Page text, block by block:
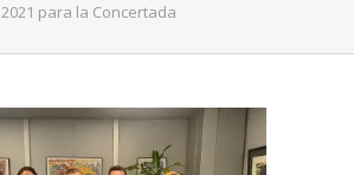
2021 para la Concertada